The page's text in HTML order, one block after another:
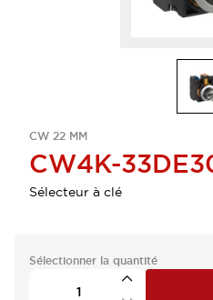
CW 22 MM
CW4K-
Sélecteur à clé
Sélectionner la quantité